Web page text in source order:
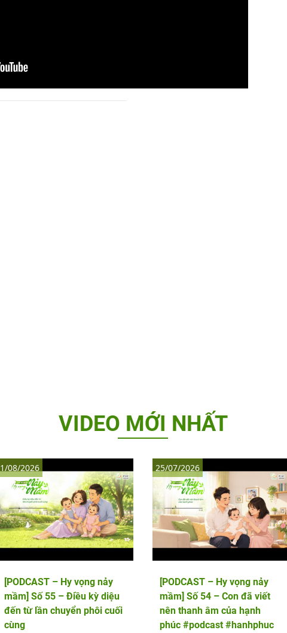
VIDEO MỚI NHẤT
[PODCAST – Hy vọng nảy
mầm] Số 55 – Điều kỳ diệu
đến từ lần chuyển phôi cuối
cùng
1/08/2026
[PODCAST – Hy vọng nảy
mầm] Số 54 – Con đã viết
nên thanh âm của hạnh
phúc #podcast #hanhphuc
25/07/2026